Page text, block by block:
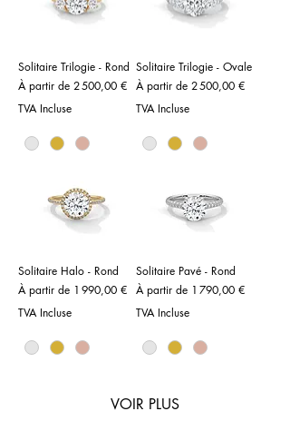
Solitaire Trilogie - Rond
À partir de 2 500,00 €
Prix promotionnel
TVA Incluse
Solitaire Trilogie - Ovale
À partir de 2 500,00 €
Prix promotionnel
TVA Incluse
Solitaire Halo - Rond
À partir de 1 990,00 €
Prix promotionnel
TVA Incluse
Solitaire Pavé - Rond
À partir de 1 790,00 €
Prix promotionnel
TVA Incluse
VOIR PLUS